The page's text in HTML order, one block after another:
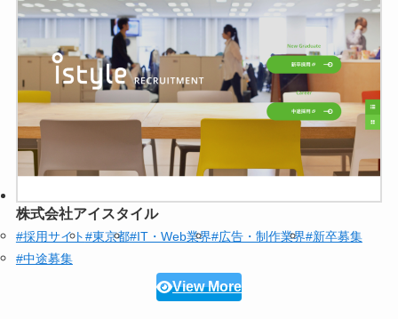
株式会社アイスタイル
#採用サイト#東京都#IT・Web業界#広告・制作業界#新卒募集
#中途募集
View More